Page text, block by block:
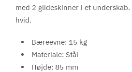
med 2 glideskinner i et underskab.
hvid.
Bæreevne: 15 kg
Materiale: Stål
Højde: 85 mm